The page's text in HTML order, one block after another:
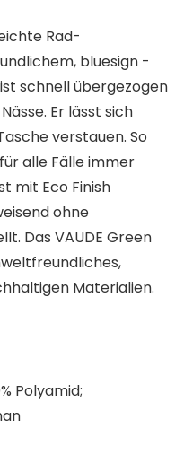
Rad-
bluesign -
schnell übergezogen
Er lässt sich
verstauen. So
alle Fälle immer
mit Eco Finish
ohne
Das VAUDE Green
Materialien.
Polyamid;